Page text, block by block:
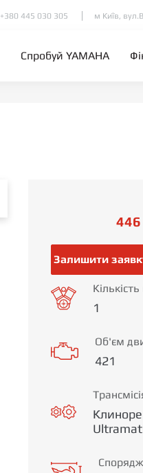
+380 445 030 305 м Київ,
Спробуй YAMAHA
Залишити
1
Об'єм
421